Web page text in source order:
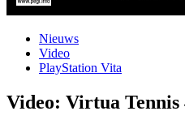
Nieuws
Video
PlayStation Vita
Video: Virtua